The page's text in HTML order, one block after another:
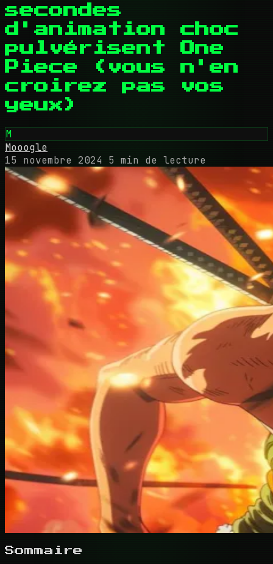
secondes
d'animation choc
pulvérisent One
Piece (vous n'en
croirez pas vos
yeux)
M
Mooogle
15 novembre 2024 5 min de lecture
Sommaire